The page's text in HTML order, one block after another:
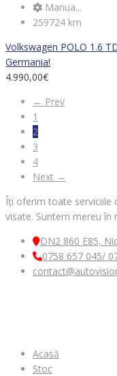
Manua...
259724 km
Volkswagen POLO 1.6
Germania!
4.990,00€
← Prev
1
2
3
4
Next →
Îți oferim toate serviciile
visate. Suntem mereu în
DN2 860 E85,
0758 657 045/
Acasă
Stoc